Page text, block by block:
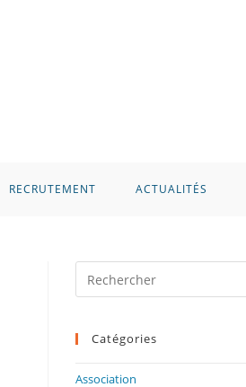
RECRUTEMENT ACTUALITÉS
Catégories
Association